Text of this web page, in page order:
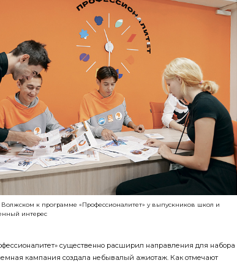
к программе «Профессионалитет» у выпускников школ и
интерес
существенно расширил направления для набора
кампания создала небывалый ажиотаж. Как отмечают